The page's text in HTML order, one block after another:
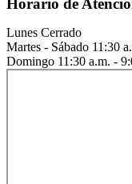
Horario de
Lunes Cerrado
Martes - Sábado 11:30
Domingo 11:30 a.m. -